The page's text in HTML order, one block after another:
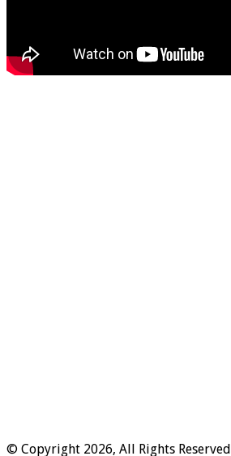
© Copyright 2026, All Rights Reserved